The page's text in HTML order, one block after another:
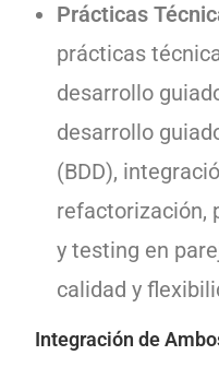
Prácticas
prácticas
desarrollo
desarrollo
(BDD),
refactorización,
y testing en
calidad y
Integración de